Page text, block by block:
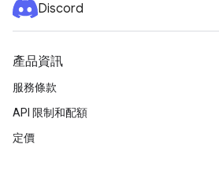
Discord
產品資訊
服務條款
API 限制和配額
定價